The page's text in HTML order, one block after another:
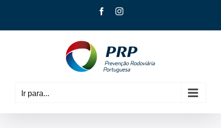
content
FacebookInstagram
Ir para...